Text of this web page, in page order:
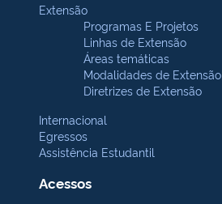
Extensão
Programas E Projetos
Linhas de Extensão
Áreas temáticas
Modalidades de Extensão
Diretrizes de Extensão
Internacional
Egressos
Assistência Estudantil
Acessos